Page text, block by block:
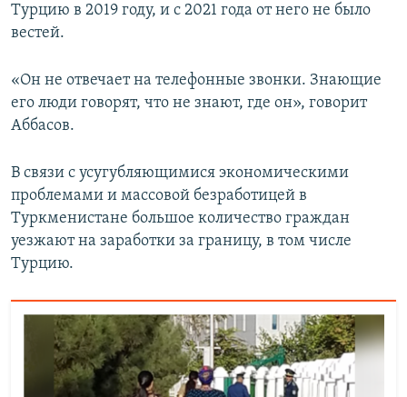
Турцию в 2019 году, и с 2021 года от него не было
вестей.
«Он не отвечает на телефонные звонки. Знающие
его люди говорят, что не знают, где он», говорит
Аббасов.
В связи с усугубляющимися экономическими
проблемами и массовой безработицей в
Туркменистане большое количество граждан
уезжают на заработки за границу, в том числе
Турцию.